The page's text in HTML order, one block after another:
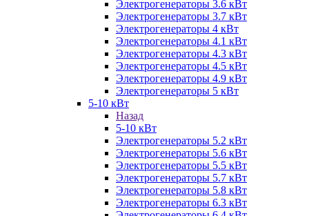
Электрогенераторы 3.6 кВт
Электрогенераторы 3.7 кВт
Электрогенераторы 4 кВт
Электрогенераторы 4.1 кВт
Электрогенераторы 4.3 кВт
Электрогенераторы 4.5 кВт
Электрогенераторы 4.9 кВт
Электрогенераторы 5 кВт
5-10 кВт
Назад
5-10 кВт
Электрогенераторы 5.2 кВт
Электрогенераторы 5.6 кВт
Электрогенераторы 5.5 кВт
Электрогенераторы 5.7 кВт
Электрогенераторы 5.8 кВт
Электрогенераторы 6.3 кВт